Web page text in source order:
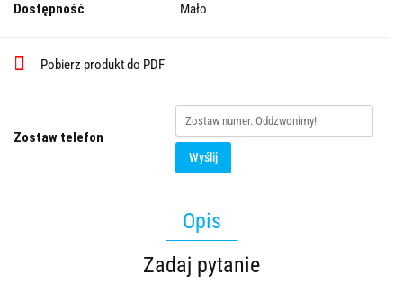
Dostępność Mało
Pobierz produkt do PDF
Zostaw telefon
Wyślij
Opis
Zadaj pytanie